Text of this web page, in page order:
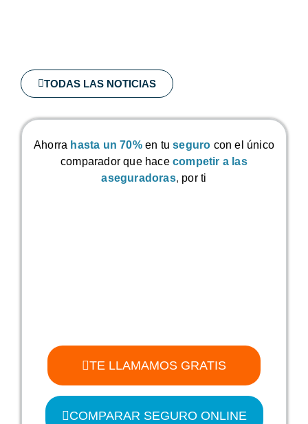
TODAS LAS NOTICIAS
Ahorra hasta un 70% en tuseguro con el único
comparador que hace competir a las
aseguradoras, por ti
TE LLAMAMOS GRATIS
COMPARAR SEGURO ONLINE